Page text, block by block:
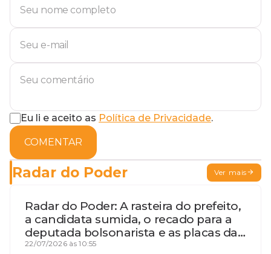
Eu li e aceito as Política de Privacidade.
COMENTAR
Radar do Poder Ver mais
Radar do Poder: A rasteira do prefeito,
a candidata sumida, o recado para a
deputada bolsonarista e as placas da
discórdia
22/07/2026 às 10:55